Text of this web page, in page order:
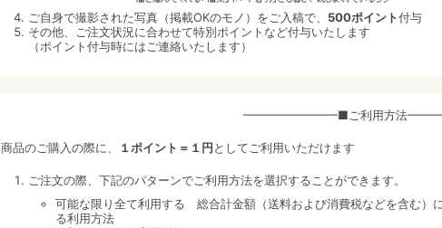
ご自身で撮影された写真（掲載OKのモノ）をご入稿で、 500ポイント付与
その他、ご注文状況に合わせて特別ポイントなど付与いたします
（ポイント付与時にはご連絡いたします）
━━━━━━━━■ご利用方法
商品のご購入の際に、 １ポイント＝１円としてご利用いただけます
ご注文の際、下記のパターンでご利用方法を選択することができます。
可能な限り全て利用する 総合計金額（送料および消費税などを含む）
る利用方法